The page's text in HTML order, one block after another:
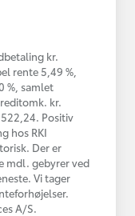
kr.
rente 5,49 %,
%, samlet
kr.
Positiv
hos RKI
Der er
mdl. gebyrer ved
Vi tager
A/S.